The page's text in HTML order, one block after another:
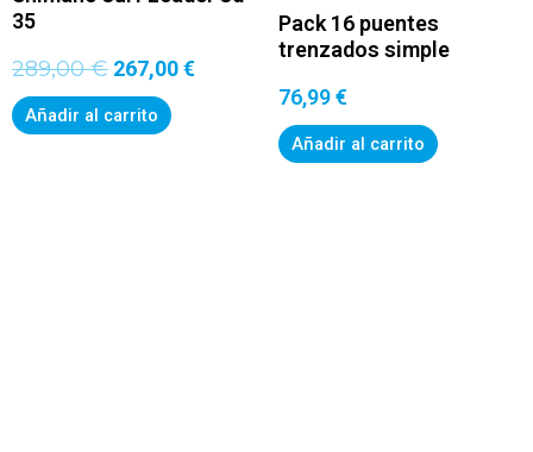
35
289,00€ 267,00€
267,00 €.
Añadir al carrito
Pack 16 puentes
trenzados simple
76,99€
Añadir al carrito